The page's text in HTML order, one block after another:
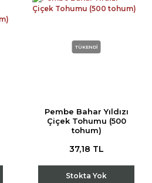
TÜKENDİ
Pembe Bahar Yıldızı
Çiçek Tohumu (500
tohum)
37,18 TL
Stokta Yok